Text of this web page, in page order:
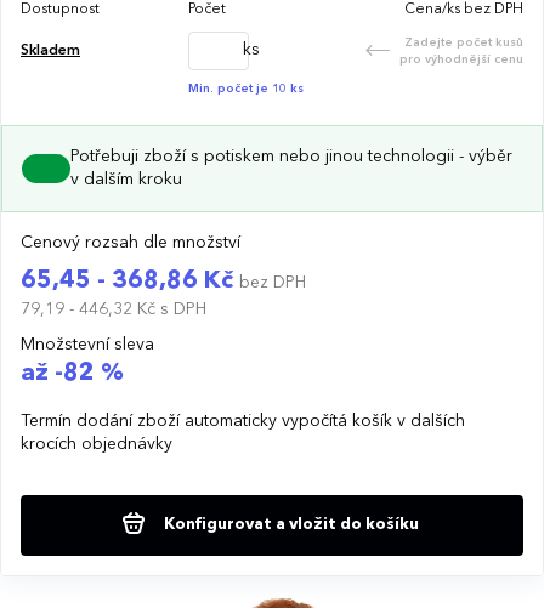
Dostupnost Počet Cena/ks bez DPH
Skladem ks
Zadejte počet kusů
pro výhodnější cenu
Min. počet je 10 ks
Potřebuji zboží s potiskem nebo jinou technologii - výběr
v dalším kroku
Cenový rozsah dle množství
65,45 - 368,86 Kč bez DPH
79,19 - 446,32 Kč s DPH
Množstevní sleva
až -82 %
Termín dodání zboží automaticky vypočítá košík v dalších
krocích objednávky
Konfigurovat a vložit do košíku